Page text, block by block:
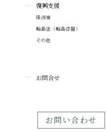
復興支援
珠洲焼
輪島塗（輪島漆器）
その他
お問合せ
お問い合わせ